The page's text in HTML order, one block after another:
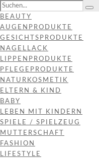
BEAUTY
AUGENPRODUKTE
GESICHTSPRODUKTE
NAGELLACK
LIPPENPRODUKTE
PFLEGEPRODUKTE
NATURKOSMETIK
ELTERN & KIND
BABY
LEBEN MIT KINDERN
SPIELE / SPIELZEUG
MUTTERSCHAFT
FASHION
LIFESTYLE